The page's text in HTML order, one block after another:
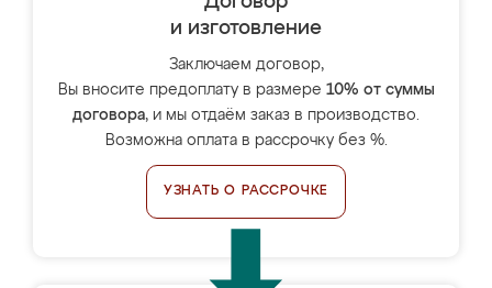
и изготовление
Заключаем договор,
Вы вносите предоплату в размере 10% от суммы
договора, и мы отдаём заказ в производство.
Возможна оплата в рассрочку без %.
УЗНАТЬ О РАССРОЧКЕ